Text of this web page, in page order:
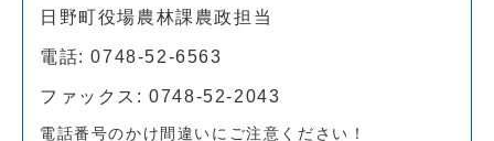
日野町役場農林課農政担当
電話: 0748-52-6563
ファックス: 0748-52-2043
電話番号のかけ間違いにご注意ください！